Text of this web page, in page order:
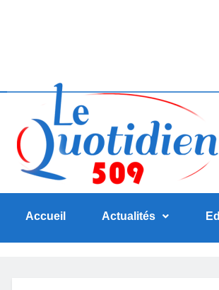
Accueil Actualités